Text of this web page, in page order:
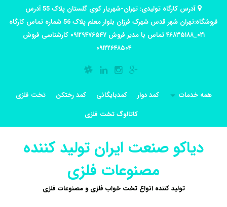
آدرس کارگاه تولیدی: تهران-شهریار کوی گلستان پلاک 55 آدرس
فروشگاه:تهران شهر قدس شهرک فرزان بلوار معلم پلاک 56 شماره تماس کارگاه
۰۲۱_۴۶۸۳۵۱۸۸ تماس با مدیر فروش ۰۹۱۲۹۴۷۶۵۴۷ کارشناسی فروش
۰۹۱۲۲۶۴۸۵۰۴
همه خدمات کمد دوار کمدبایگانی کمد رختکن
تخت فلزی
کاتالوگ تخت فلزی
دیاکو صنعت ایران تولید کننده
مصنوعات فلزی
تولید کننده انواع تخت خواب فلزی و مصنوعات فلزی